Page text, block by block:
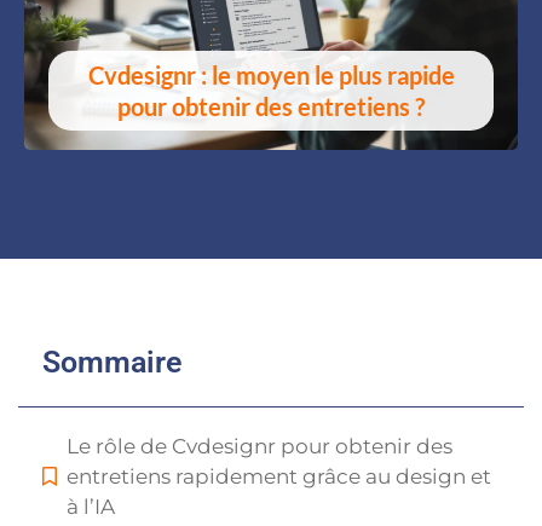
Cvdesignr : le moyen le plus rapide
pour obtenir des entretiens ?
Sommaire
Le rôle de Cvdesignr pour obtenir des
entretiens rapidement grâce au design et
à l’IA